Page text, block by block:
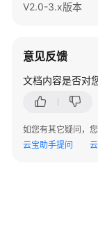
等
询
明
据
加
V2.0-3.x版本
意见反馈
文档内容是否对
如您有其它疑问，
云宝助手提问